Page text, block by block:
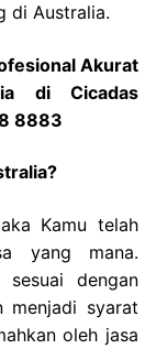
di Australia.
Akurat
di Cicadas
8883
Kamu telah
yang mana.
dengan
menjadi syarat
oleh jasa